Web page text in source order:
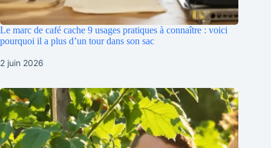
Le marc de café cache 9 usages pratiques à connaître : voici
pourquoi il a plus d’un tour dans son sac
2 juin 2026